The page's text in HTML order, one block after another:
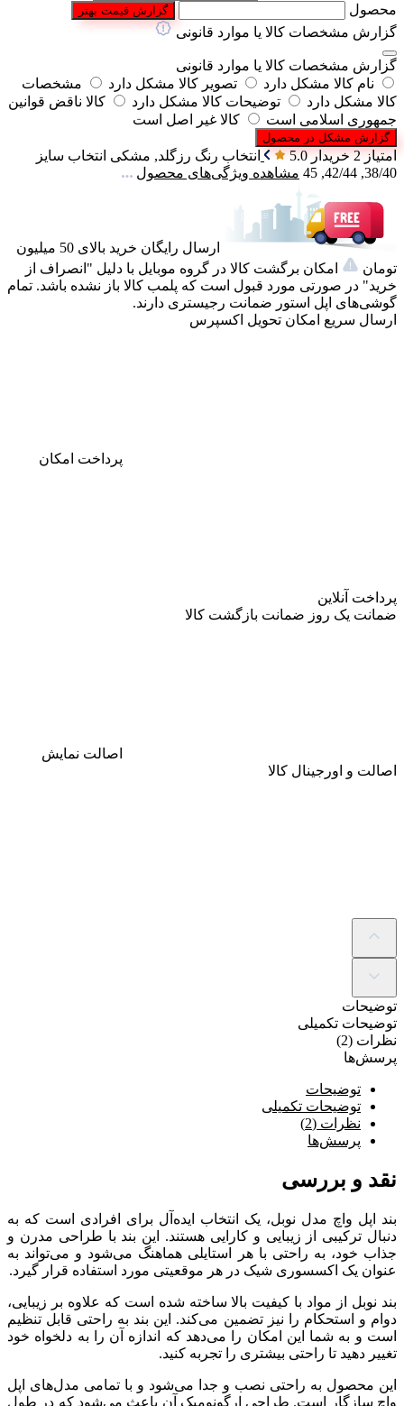
محصول
گزارش قیمت بهتر
گزارش مشخصات کالا یا موارد قانونی
گزارش مشخصات کالا یا موارد قانونی
نام کالا مشکل دارد
تصویر کالا مشکل دارد
مشخصات
کالا مشکل دارد
توضیحات کالا مشکل دارد
کالا ناقض قوانین
جمهوری اسلامی است
کالا غیر اصل است
گزارش مشکل در محصول
امتیاز 2 خریدار 5.0 انتخاب رنگ رزگلد, مشکی انتخاب سایز
38/40, 42/44, 45
مشاهده ویژگی‌های محصول
ارسال رایگان خرید بالای 50 میلیون
تومان
امکان برگشت کالا در گروه موبایل با دلیل "انصراف از
خرید" در صورتی مورد قبول است که پلمب کالا باز نشده باشد. تمام
گوشی‌های اپل استور ضمانت رجیستری دارند.
ارسال سریع امکان تحویل اکسپرس
پرداخت امکان
پرداخت آنلاین
ضمانت یک روز ضمانت بازگشت کالا
اصالت نمایش
اصالت و اورجینال کالا
توضیحات
توضیحات تکمیلی
نظرات (2)
پرسش‌ها
توضیحات
توضیحات تکمیلی
نظرات (2)
پرسش‌ها
نقد و بررسی
بند اپل واچ مدل نوبل، یک انتخاب ایده‌آل برای افرادی است که به
دنبال ترکیبی از زیبایی و کارایی هستند. این بند با طراحی مدرن و
جذاب خود، به راحتی با هر استایلی هماهنگ می‌شود و می‌تواند به
عنوان یک اکسسوری شیک در هر موقعیتی مورد استفاده قرار گیرد.
بند نوبل از مواد با کیفیت بالا ساخته شده است که علاوه بر زیبایی،
دوام و استحکام را نیز تضمین می‌کند. این بند به راحتی قابل تنظیم
است و به شما این امکان را می‌دهد که اندازه آن را به دلخواه خود
تغییر دهید تا راحتی بیشتری را تجربه کنید.
این محصول به راحتی نصب و جدا می‌شود و با تمامی مدل‌های اپل
واچ سازگار است. طراحی ارگونومیک آن باعث می‌شود که در طول